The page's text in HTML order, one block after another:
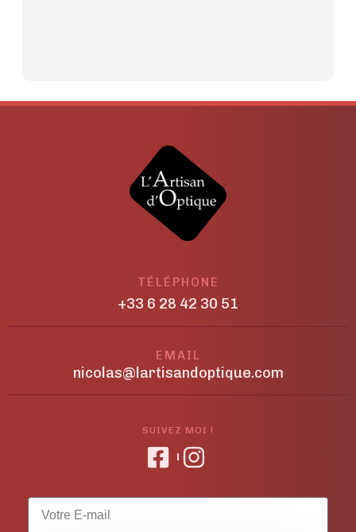
TÉLÉPHONE
+33 6 28 42 30 51
EMAIL
nicolas@lartisandoptique.com
SUIVEZ MOI !